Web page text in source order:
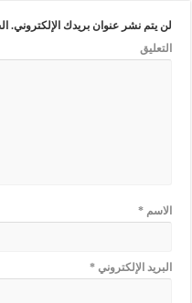
يتم نشر عنوان بريدك الإلكتروني.الحقول
*
الإلكتروني*